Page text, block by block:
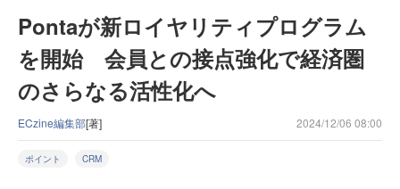
Pontaが新ロイヤリティプログラム
を開始 会員との接点強化で経済圏
のさらなる活性化へ
ECzine編集部[著] 2024/12/06 08:00
ポイント CRM